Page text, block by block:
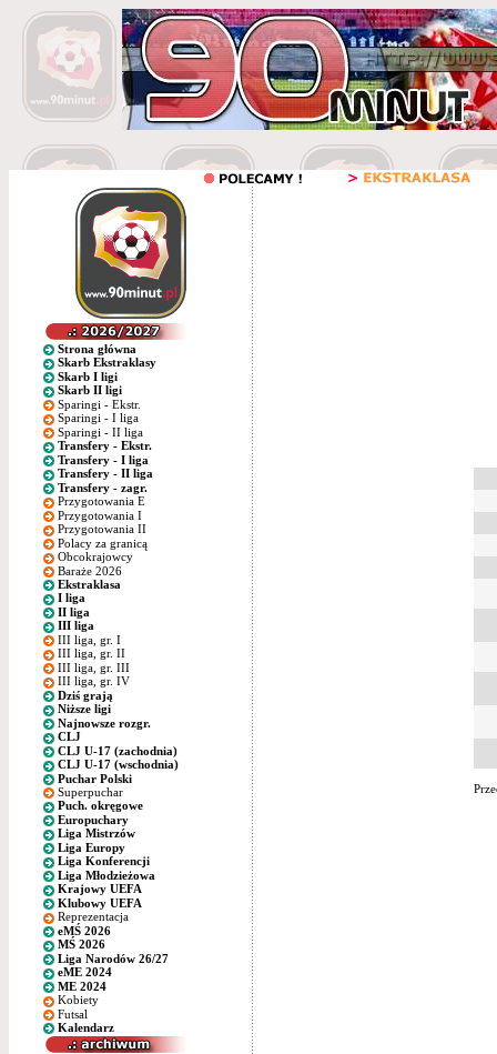
Strona główna
Skarb Ekstraklasy
Skarb I ligi
Skarb II ligi
Sparingi - Ekstr.
Sparingi - I liga
Sparingi - II liga
Transfery - Ekstr.
Transfery - I liga
Transfery - II liga
Transfery - zagr.
Przygotowania E
Przygotowania I
Przygotowania II
Polacy za granicą
Obcokrajowcy
Baraże 2026
Ekstraklasa
I liga
II liga
III liga
III liga, gr. I
III liga, gr. II
III liga, gr. III
III liga, gr. IV
Dziś grają
Niższe ligi
Najnowsze rozgr.
CLJ
CLJ U-17 (zachodnia)
CLJ U-17 (wschodnia)
Puchar Polski
Superpuchar
Puch. okręgowe
Europuchary
Liga Mistrzów
Liga Europy
Liga Konferencji
Liga Młodzieżowa
Krajowy UEFA
Klubowy UEFA
Reprezentacja
eMŚ 2026
MŚ 2026
Liga Narodów 26/27
eME 2024
ME 2024
Kobiety
Futsal
Kalendarz